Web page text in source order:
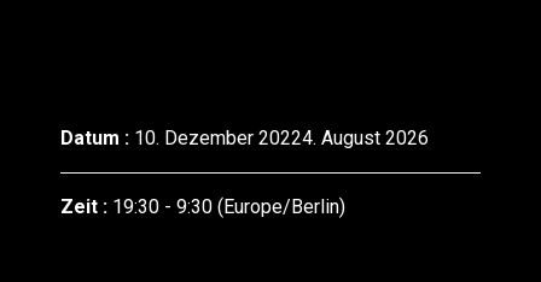
Datum : 10. Dezember 20224. August 2026
Zeit : 19:30 - 9:30 (Europe/Berlin)